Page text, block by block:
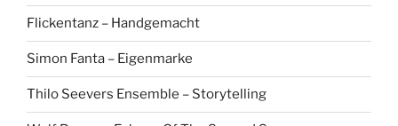
Flickentanz – Handgemacht
Simon Fanta – Eigenmarke
Thilo Seevers Ensemble – Storytelling